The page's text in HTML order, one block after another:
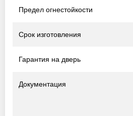
Предел огнестойкости
Срок изготовления
Гарантия на дверь
Документация